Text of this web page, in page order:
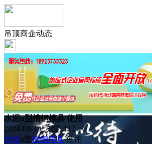
吊顶商企动态
水泥u型槽钢模具 使用
2024-04-19 浏览:112
水泥u型槽钢模具使用